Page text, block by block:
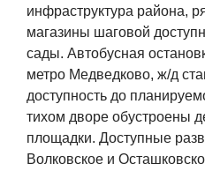
инфраструктура района,
магазины шаговой
сады. Автобусная
метро Медведково, ж/д
доступность до
тихом дворе обустроены
площадки. Доступные
Волковское и